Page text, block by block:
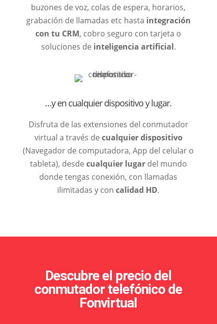
buzones de voz, colas de espera, horarios,
grabación de llamadas etc hasta integración
con tu CRM, cobro seguro con tarjeta o
soluciones de inteligencia artificial.
…y en cualquier dispositivo y lugar.
Disfruta de las extensiones del conmutador
virtual a través de cualquier dispositivo
(Navegador de computadora, App del celular o
tableta), desde cualquier lugardel mundo
donde tengas conexión, con llamadas
ilimitadas y concalidad HD.
Descubre el precio del
conmutador telefónico de
Fonvirtual